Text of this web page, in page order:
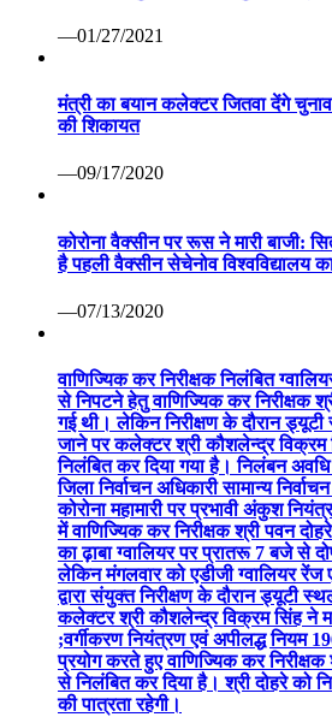
—01/27/2021
मंत्री का बयान कलेक्टर जितवा देंगे
की शिकायत
—09/17/2020
कोरोना वैक्सीन पर रूस ने मारी बाजी:
है पहली वैक्सीन सेचेनोव विश्वविद्यालय
—07/13/2020
वाणिज्यिक कर निरीक्षक निलंबित
से निपटने हेतु वाणिज्यिक कर निरीक्षक
गई थी। लेकिन निरीक्षण के दौरान
जाने पर कलेक्टर श्री कौशलेन्द्र विक्रम
निलंबित कर दिया गया है। निलंबन
जिला निर्वाचन अधिकारी सामान्य
कोरोना महामारी पर प्रभावी अंकुश
में वाणिज्यिक कर निरीक्षक श्री पवन
का ढ़ाबा ग्वालियर पर प्रातरू 7 बजे से
लेकिन मंगलवार को एडीजी ग्वालियर रेंज
द्वारा संयुक्त निरीक्षण के दौरान ड्यूटी
कलेक्टर श्री कौशलेन्द्र विक्रम सिंह ने
;वर्गीकरण नियंत्रण एवं अपीलद्ध नियम
प्रयोग करते हुए वाणिज्यिक कर निरीक्षक
से निलंबित कर दिया है। श्री दोहरे को
की पात्रता रहेगी।